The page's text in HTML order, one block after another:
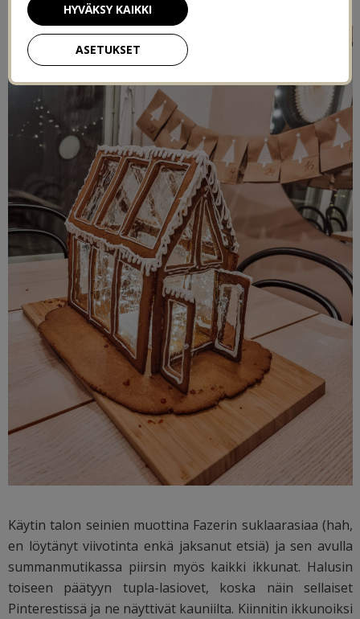
Käytin talon seinien muottina Fazerin suklaarasiaa (hah,
en löytänyt viivotinta enkä jaksanut etsiä) ja sen avulla
summanmutikassa piirsin myös kaikki ikkunat. Halusin
toiseen päätyyn tupla-lasiovet, koska näin sellaiset
Pinterestissä ja ne näyttivät kauniilta. Kiinnitin ikkunoiksi
ASETUKSET
HYVÄKSY KAIKKI